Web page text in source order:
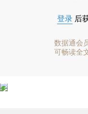
登录 后
数据通会
可畅读全